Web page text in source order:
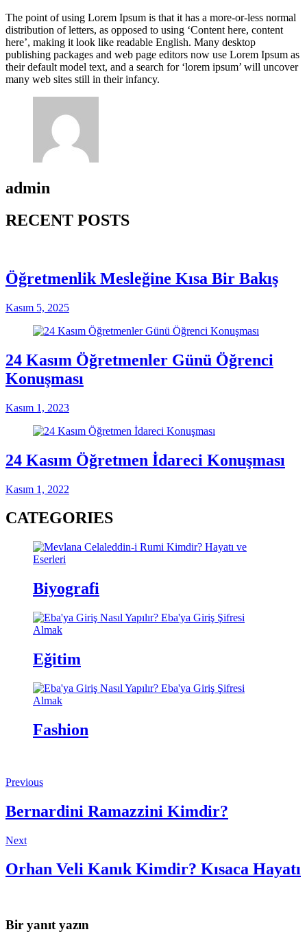
The point of using Lorem Ipsum is that it has a more-or-less normal
distribution of letters, as opposed to using ‘Content here, content
here’, making it look like readable English. Many desktop
publishing packages and web page editors now use Lorem Ipsum as
their default model text, and a search for ‘lorem ipsum’ will uncover
many web sites still in their infancy.
admin
RECENT POSTS
Öğretmenlik Mesleğine Kısa Bir Bakış
Kasım 5, 2025
24 Kasım Öğretmenler Günü Öğrenci
Konuşması
Kasım 1, 2023
24 Kasım Öğretmen İdareci Konuşması
Kasım 1, 2022
CATEGORIES
Biyografi
Eğitim
Fashion
Previous
Bernardini Ramazzini Kimdir?
Next
Orhan Veli Kanık Kimdir? Kısaca Hayatı
Bir yanıt yazın